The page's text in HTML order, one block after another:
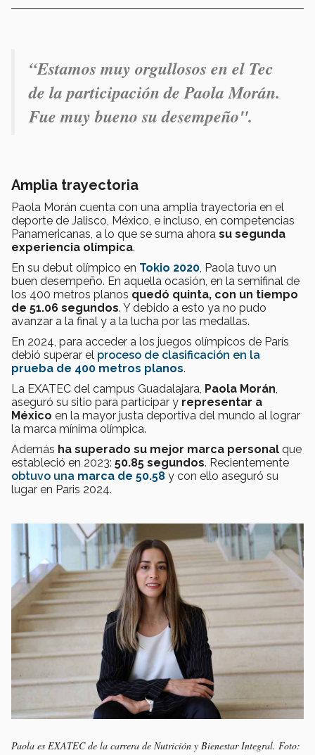
“Estamos muy orgullosos en el Tec
de la participación de Paola Morán.
Fue muy bueno su desempeño".
Amplia trayectoria
Paola Morán cuenta con una amplia trayectoria en el
deporte de Jalisco, México, e incluso, en competencias
Panamericanas, a lo que se suma ahora su segunda
experiencia olímpica.
En su debut olímpico en Tokio 2020, Paola tuvo un
buen desempeño. En aquella ocasión, en la semifinal de
los 400 metros planos quedó quinta, con un tiempo
de 51.06 segundos. Y debido a esto ya no pudo
avanzar a la final y a la lucha por las medallas.
En 2024, para acceder a los juegos olímpicos de París
debió superar el proceso de clasificación en la
prueba de 400 metros planos.
La EXATEC del campus Guadalajara, Paola Morán,
aseguró su sitio para participar y representar a
México en la mayor justa deportiva del mundo al lograr
la marca mínima olímpica.
Además ha superado su mejor marca personal que
estableció en 2023: 50.85 segundos. Recientemente
obtuvo una marca de 50.58 y con ello aseguró su
lugar en Paris 2024.
Paola es EXATEC de la carrera de Nutrición y Bienestar Integral. Foto: